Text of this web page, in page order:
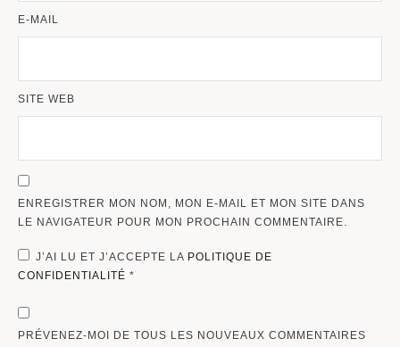
E-MAIL
SITE WEB
ENREGISTRER MON NOM, MON E-MAIL ET MON SITE DANS
LE NAVIGATEUR POUR MON PROCHAIN COMMENTAIRE.
J’AI LU ET J’ACCEPTE LA POLITIQUE DE
CONFIDENTIALITÉ *
PRÉVENEZ-MOI DE TOUS LES NOUVEAUX COMMENTAIRES